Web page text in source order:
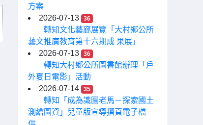
方案
2026-07-13
36
轉知文化藝廊展覽「大村鄉公所
藝文推廣教育第十六期成 果展」
2026-07-13
36
轉知大村鄉公所圖書館辦理「戶
外夏日電影」活動
2026-07-14
35
轉知「成為識圖老馬－探索國土
測繪圖資」兒童版宣導摺頁電子檔